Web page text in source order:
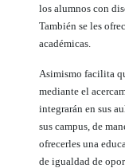
los alumnos con
También se les
académicas.
Asimismo facilita
mediante el
integrarán en sus
sus campus, de
ofrecerles una
de igualdad de